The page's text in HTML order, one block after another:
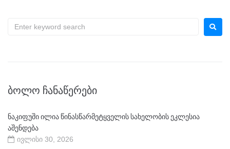
ᲑᲝᲚᲝ ᲩᲐᲜᲐᲬᲔᲠᲔᲑᲘ
ნაკიფუში ილია წინასწარმეტყველის სახელობის ეკლესია
აშენდება
ივლისი 30, 2026